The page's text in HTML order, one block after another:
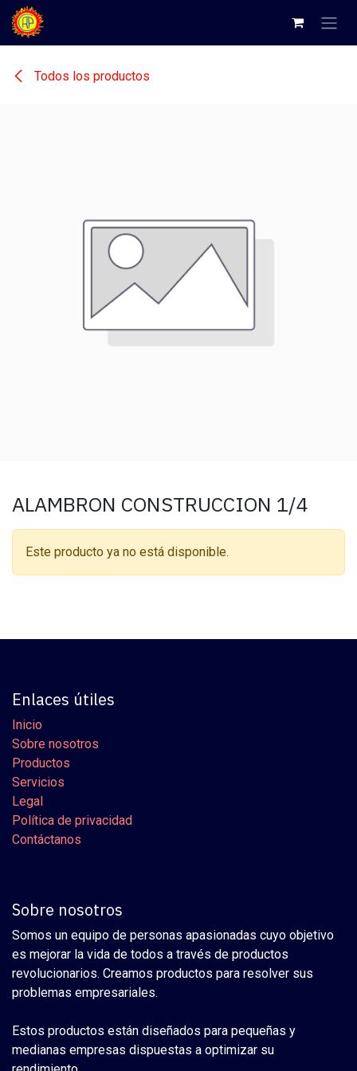
Ir al contenido
Todos los productos
ALAMBRON CONSTRUCCION 1/4
Este producto ya no está disponible.
Enlaces útiles
Inicio
Sobre nosotros
Productos
Servicios
Legal
Política de privacidad
Contáctanos
Sobre nosotros
Somos un equipo de personas apasionadas cuyo objetivo
es mejorar la vida de todos a través de productos
revolucionarios. Creamos productos para resolver sus
problemas empresariales.
Estos productos están diseñados para pequeñas y
medianas empresas dispuestas a optimizar su